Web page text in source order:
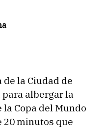
la Ciudad de
albergar la
Copa del Mundo
20 minutos que